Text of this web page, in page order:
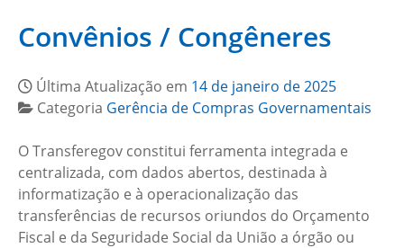
Convênios / Congêneres
Última Atualização em 14 de janeiro de 2025
Categoria Gerência de Compras Governamentais
O Transferegov constitui ferramenta integrada e
centralizada, com dados abertos, destinada à
informatização e à operacionalização das
transferências de recursos oriundos do Orçamento
Fiscal e da Seguridade Social da União a órgão ou